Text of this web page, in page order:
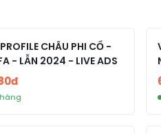
CHÂU PHI CỔ -
- LẪN 2024 - LIVE ADS